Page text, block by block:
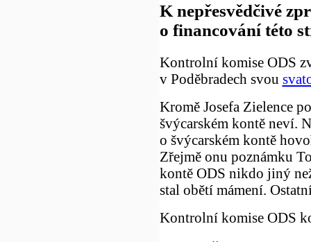
K nepřesvědčivé
o financování této
Kontrolní komise ODS
v Poděbradech svou
Kromě Josefa Zielence
švýcarském kontě neví.
o švýcarském kontě
Zřejmě onu poznámku
kontě ODS nikdo jiný
stal obětí mámení.
Kontrolní komise ODS